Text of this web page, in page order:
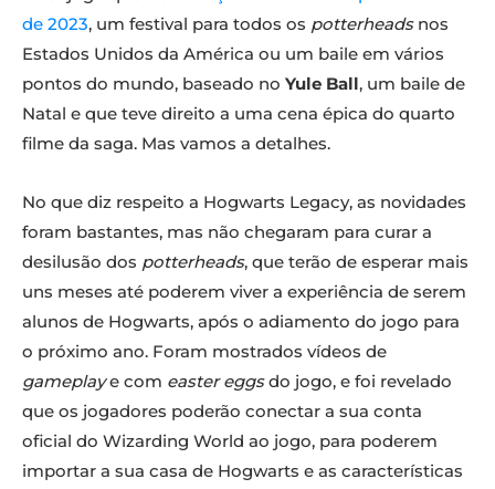
de 2023, um festival para todos os potterheadsnos
Estados Unidos da América ou um baile em vários
pontos do mundo, baseado no Yule Ball, um baile de
Natal e que teve direito a uma cena épica do quarto
filme da saga. Mas vamos a detalhes.
No que diz respeito a Hogwarts Legacy, as novidades
foram bastantes, mas não chegaram para curar a
desilusão dos potterheads, que terão de esperar mais
uns meses até poderem viver a experiência de serem
alunos de Hogwarts, após o adiamento do jogo para
o próximo ano. Foram mostrados vídeos de
gameplaye com easter eggsdo jogo, e foi revelado
que os jogadores poderão conectar a sua conta
oficial do Wizarding World ao jogo, para poderem
importar a sua casa de Hogwarts e as características